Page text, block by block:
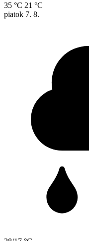
35 °C 21 °C
piatok 7. 8.